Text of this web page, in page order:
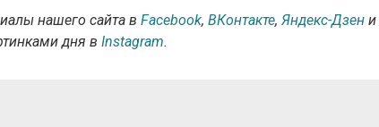
нашего сайта в Facebook, ВКонтакте, Яндекс-Дзен и
дня в Instagram.